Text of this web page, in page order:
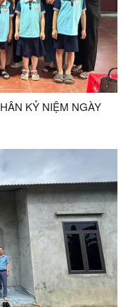
KỶ NIỆM NGÀY